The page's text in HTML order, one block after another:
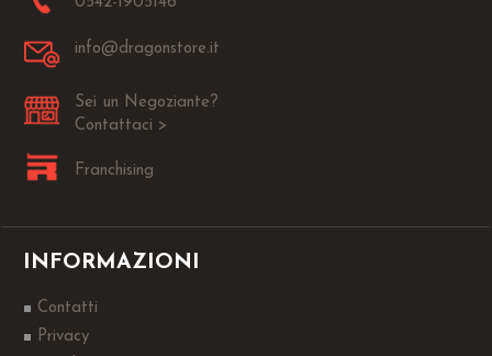
info@dragonstore.it
Sei un Negoziante?
Contattaci >
Franchising
INFORMAZIONI
Contatti
Privacy